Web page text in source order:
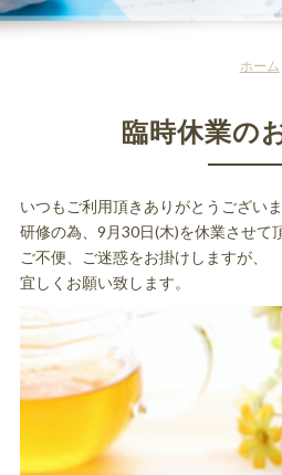
ホーム
臨時休業の
いつもご利用頂きありがとうございま
研修の為、9月30日(木)を休業させて
ご不便、ご迷惑をお掛けしますが、
宜しくお願い致します。